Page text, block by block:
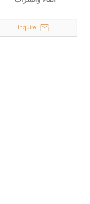
Inquire